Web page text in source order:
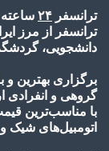
ترانسفر ۲۴ ساعته
ترانسفر از مرز
دانشجویی،
برگزاری بهترین و
گروهی و انفرادی
با مناسب‌ترین
اتومبیل‌های شیک و VIP با رانندگان مجرب و پارسی‌زبان.